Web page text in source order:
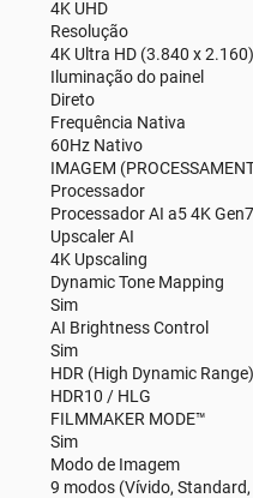
4K UHD
Resolução
4K Ultra HD (3.840 x 2.160)
Iluminação do painel
Direto
Frequência Nativa
60Hz Nativo
IMAGEM
Processador
Processador AI a5 4K Gen7
Upscaler AI
4K Upscaling
Dynamic Tone Mapping
Sim
AI Brightness Control
Sim
HDR (High Dynamic Range)
HDR10 / HLG
FILMMAKER MODE™
Sim
Modo de Imagem
9 modos (Vívido, Standard,